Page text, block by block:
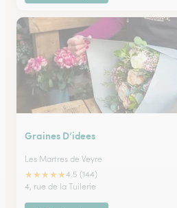
Graines D’idees
Les Martres de Veyre
★★★★★4.5 (144)
4, rue de la Tuilerie